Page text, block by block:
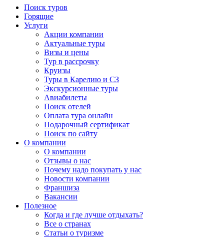
Поиск туров
Горящие
Услуги
Акции компании
Актуальные туры
Визы и цены
Тур в рассрочку
Круизы
Туры в Карелию и СЗ
Экскурсионные туры
Авиабилеты
Поиск отелей
Оплата тура онлайн
Подарочный сертификат
Поиск по сайту
О компании
О компании
Отзывы о нас
Почему надо покупать у нас
Новости компании
Франшиза
Вакансии
Полезное
Когда и где лучше отдыхать?
Все о странах
Статьи о туризме